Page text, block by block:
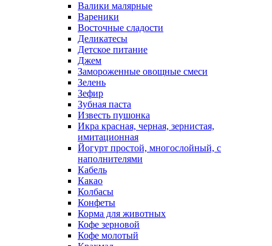
Валики малярные
Вареники
Восточные сладости
Деликатесы
Детское питание
Джем
Замороженные овощные смеси
Зелень
Зефир
Зубная паста
Известь пушонка
Икра красная, черная, зернистая,
имитационная
Йогурт простой, многослойный, с
наполнителями
Кабель
Какао
Колбасы
Конфеты
Корма для животных
Кофе зерновой
Кофе молотый